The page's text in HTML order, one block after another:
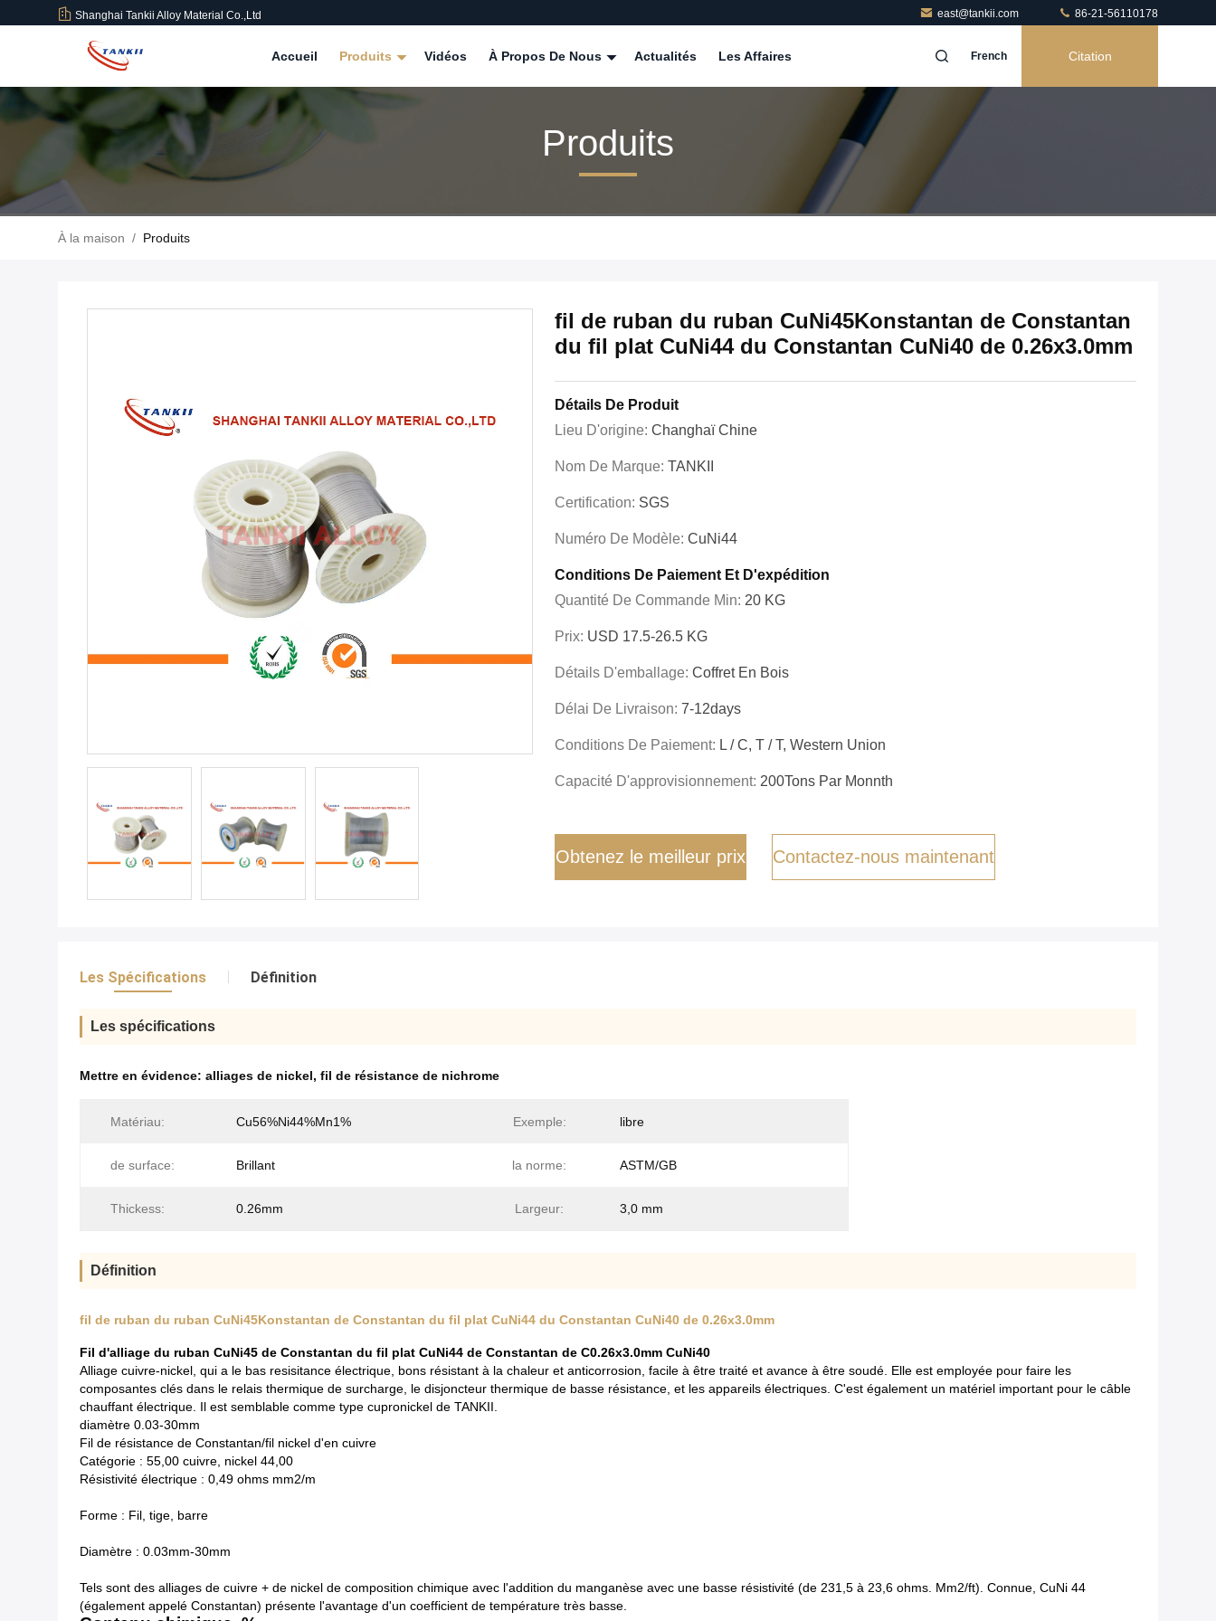
Shanghai Tankii Alloy Material Co.,Ltd east@tankii.com 86-21-56110178
Accueil Produits Vidéos À Propos De Nous Actualités Les Affaires French Citation
Produits
À la maison / Produits
fil de ruban du ruban CuNi45Konstantan de Constantan
du fil plat CuNi44 du Constantan CuNi40 de 0.26x3.0mm
Détails De Produit
Lieu D'origine: Changhaï Chine
Nom De Marque: TANKII
Certification: SGS
Numéro De Modèle: CuNi44
Conditions De Paiement Et D'expédition
Quantité De Commande Min: 20 KG
Prix: USD 17.5-26.5 KG
Détails D'emballage: Coffret En Bois
Délai De Livraison: 7-12days
Conditions De Paiement: L / C, T / T, Western Union
Capacité D'approvisionnement: 200Tons Par Monnth
Obtenez le meilleur prix Contactez-nous maintenant
Les Spécifications Définition
Les spécifications
Mettre en évidence: alliages de nickel, fil de résistance de nichrome
Matériau: Cu56%Ni44%Mn1% Exemple: libre
de surface: Brillant la norme: ASTM/GB
Thickess: 0.26mm Largeur: 3,0 mm
Définition
fil de ruban du ruban CuNi45Konstantan de Constantan du fil plat CuNi44 du Constantan CuNi40 de 0.26x3.0mm
Fil d'alliage du ruban CuNi45 de Constantan du fil plat CuNi44 de Constantan de C0.26x3.0mm CuNi40
Alliage cuivre-nickel, qui a le bas resisitance électrique, bons résistant à la chaleur et anticorrosion, facile à être traité et avance à être soudé. Elle est employée pour faire les
composantes clés dans le relais thermique de surcharge, le disjoncteur thermique de basse résistance, et les appareils électriques. C'est également un matériel important pour le câble
chauffant électrique. Il est semblable comme type cupronickel de TANKII.
diamètre 0.03-30mm
Fil de résistance de Constantan/fil nickel d'en cuivre
Catégorie : 55,00 cuivre, nickel 44,00
Résistivité électrique : 0,49 ohms mm2/m
Forme : Fil, tige, barre
Diamètre : 0.03mm-30mm
Tels sont des alliages de cuivre + de nickel de composition chimique avec l'addition du manganèse avec une basse résistivité (de 231,5 à 23,6 ohms. Mm2/ft). Connue, CuNi 44
(également appelé Constantan) présente l'avantage d'un coefficient de température très basse.